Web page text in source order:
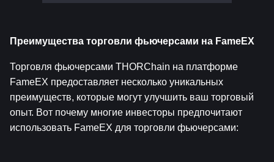
Преимущества торговли фьючерсами на FameEX
Торговля фьючерсами THORChain на платформе
FameEX предоставляет несколько уникальных
преимуществ, которые могут улучшить ваш торговый
опыт. Вот почему многие инвесторы предпочитают
использовать FameEX для торговли фьючерсами: